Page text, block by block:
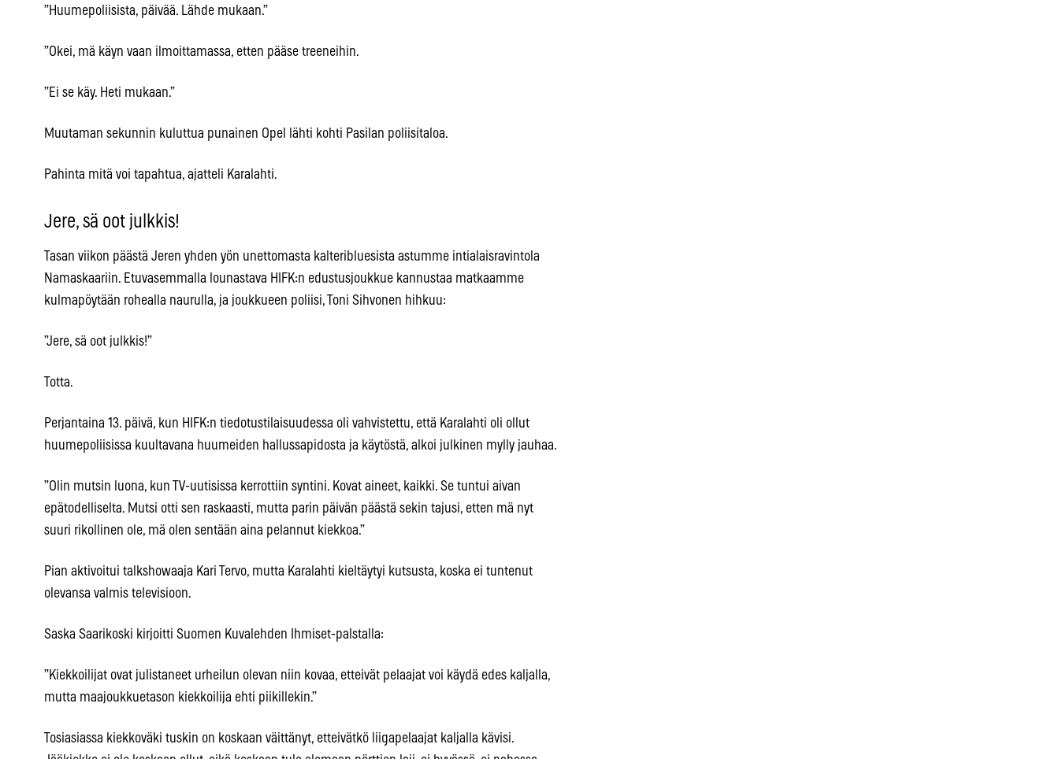
”Huumepoliisista, päivää. Lähde mukaan.”
”Okei, mä käyn vaan ilmoittamassa, etten pääse treeneihin.
”Ei se käy. Heti mukaan.”
Muutaman sekunnin kuluttua punainen Opel lähti kohti Pasilan poliisitaloa.
Pahinta mitä voi tapahtua, ajatteli Karalahti.
Jere, sä oot julkkis!
Tasan viikon päästä Jeren yhden yön unettomasta kalteribluesista astumme intialaisravintola
Namaskaariin. Etuvasemmalla lounastava HIFK:n edustusjoukkue kannustaa matkaamme
kulmapöytään rohealla naurulla, ja joukkueen poliisi, Toni Sihvonen hihkuu:
”Jere, sä oot julkkis!”
Totta.
Perjantaina 13. päivä, kun HIFK:n tiedotustilaisuudessa oli vahvistettu, että Karalahti oli ollut
huumepoliisissa kuultavana huumeiden hallussapidosta ja käytöstä, alkoi julkinen mylly jauhaa.
”Olin mutsin luona, kun TV-uutisissa kerrottiin syntini. Kovat aineet, kaikki. Se tuntui aivan
epätodelliselta. Mutsi otti sen raskaasti, mutta parin päivän päästä sekin tajusi, etten mä nyt
suuri rikollinen ole, mä olen sentään aina pelannut kiekkoa.”
Pian aktivoitui talkshowaaja Kari Tervo, mutta Karalahti kieltäytyi kutsusta, koska ei tuntenut
olevansa valmis televisioon.
Saska Saarikoski kirjoitti Suomen Kuvalehden Ihmiset-palstalla:
”Kiekkoilijat ovat julistaneet urheilun olevan niin kovaa, etteivät pelaajat voi käydä edes kaljalla,
mutta maajoukkuetason kiekkoilija ehti piikillekin.”
Tosiasiassa kiekkoväki tuskin on koskaan väittänyt, etteivätkö liigapelaajat kaljalla kävisi.